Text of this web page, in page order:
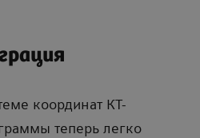
координат КТ-
теперь легко